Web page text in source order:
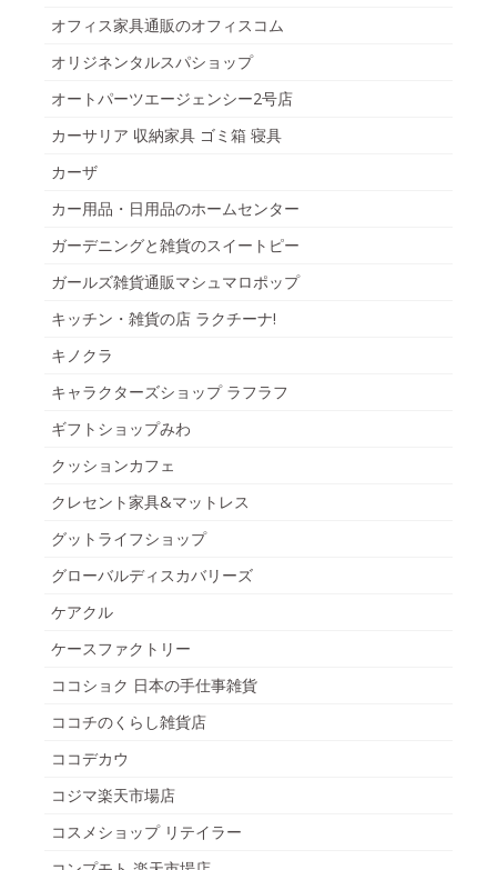
オフィス家具通販のオフィスコム
オリジネンタルスパショップ
オートパーツエージェンシー2号店
カーサリア 収納家具 ゴミ箱 寝具
カーザ
カー用品・日用品のホームセンター
ガーデニングと雑貨のスイートピー
ガールズ雑貨通販マシュマロポップ
キッチン・雑貨の店 ラクチーナ!
キノクラ
キャラクターズショップ ラフラフ
ギフトショップみわ
クッションカフェ
クレセント家具&マットレス
グットライフショップ
グローバルディスカバリーズ
ケアクル
ケースファクトリー
ココショク 日本の手仕事雑貨
ココチのくらし雑貨店
ココデカウ
コジマ楽天市場店
コスメショップ リテイラー